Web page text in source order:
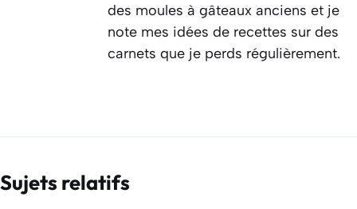
des moules à gâteaux anciens et je
note mes idées de recettes sur des
carnets que je perds régulièrement.
Sujets relatifs